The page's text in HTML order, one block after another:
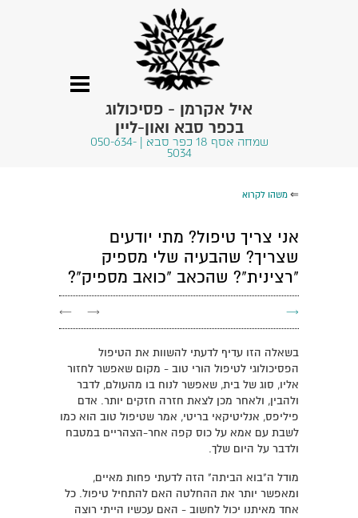
איל אקרמן - פסיכולוג
בכפר סבא ואון-ליין
שמחה אסף 18 כפר סבא | 050-634-
5034
⇐ משהו לקרוא
אני צריך טיפול? מתי יודעים
שצריך? שהבעיה שלי מספיק
"רצינית"? שהכאב "כואב מספיק"?
→
→
←
בשאלה הזו עדיף לדעתי להשוות את הטיפול
הפסיכולוגי לטיפול הורי טוב - מקום שאפשר לחזור
אליו, סוג של בית, שאפשר לנוח בו מהעולם, לדבר
ולהבין, ולאחר מכן לצאת חזרה חזקים יותר. אדם
פיליפס, אנליטיקאי בריטי, אמר שטיפול טוב הוא כמו
לשבת עם אמא על כוס קפה אחר-הצהריים במטבח
ולדבר על היום שלך.
מודל ה"בוא הביתה" הזה לדעתי פחות מאיים,
ומאפשר יותר את ההחלטה האם להתחיל טיפול. כל
אחד מאיתנו יכול לחשוב - האם עכשיו הייתי רוצה